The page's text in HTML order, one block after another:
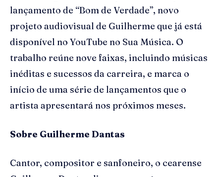
lançamento de “Bom de Verdade”, novo
projeto audiovisual de Guilherme que já está
disponível no YouTube no Sua Música. O
trabalho reúne nove faixas, incluindo músicas
inéditas e sucessos da carreira, e marca o
início de uma série de lançamentos que o
artista apresentará nos próximos meses.
Sobre Guilherme Dantas
Cantor, compositor e sanfoneiro, o cearense